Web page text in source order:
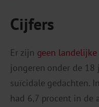
Cijfers
Er zijn geen
jongeren onder de 18
suïcidale gedachten.
had 6,7 procent in de